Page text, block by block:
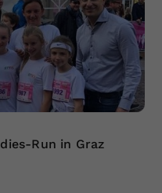
Run in Graz